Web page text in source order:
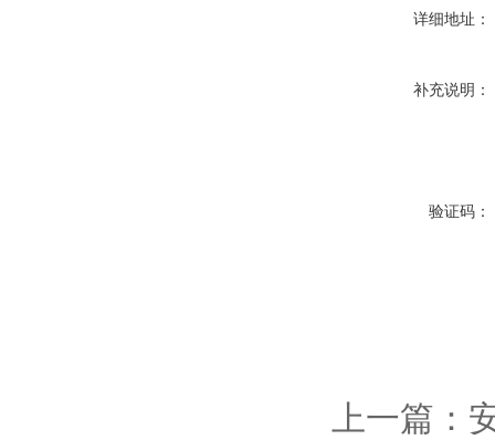
详细地址：
补充说明：
验证码：
上一篇：